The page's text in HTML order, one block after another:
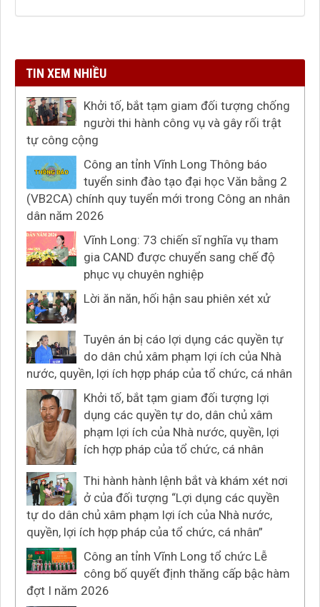
TIN XEM NHIỀU
Khởi tố, bắt tạm giam đối tượng chống
người thi hành công vụ và gây rối trật
tự công cộng
Công an tỉnh Vĩnh Long Thông báo
tuyển sinh đào tạo đại học Văn bằng 2
(VB2CA) chính quy tuyển mới trong Công an nhân
dân năm 2026
Vĩnh Long: 73 chiến sĩ nghĩa vụ tham
gia CAND được chuyển sang chế độ
phục vụ chuyên nghiệp
Lời ăn năn, hối hận sau phiên xét xử
Tuyên án bị cáo lợi dụng các quyền tự
do dân chủ xâm phạm lợi ích của Nhà
nước, quyền, lợi ích hợp pháp của tổ chức, cá nhân
Khởi tố, bắt tạm giam đối tượng lợi
dụng các quyền tự do, dân chủ xâm
phạm lợi ích của Nhà nước, quyền, lợi
ích hợp pháp của tổ chức, cá nhân
Thi hành hành lệnh bắt và khám xét nơi
ở của đối tượng “Lợi dụng các quyền
tự do dân chủ xâm phạm lợi ích của Nhà nước,
quyền, lợi ích hợp pháp của tổ chức, cá nhân”
Công an tỉnh Vĩnh Long tổ chức Lễ
công bố quyết định thăng cấp bậc hàm
đợt I năm 2026